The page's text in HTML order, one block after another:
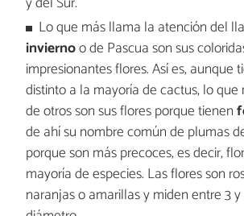
Lo que más llama la atención del
inviernoo de Pascua son sus
impresionantes flores. Así es, aunque
distinto a la mayoría de cactus, lo
de otros son sus flores porque tienen
de ahí su nombre común de plumas
porque son más precoces, es decir,
mayoría de especies. Las flores son
naranjas o amarillas y miden entre 3